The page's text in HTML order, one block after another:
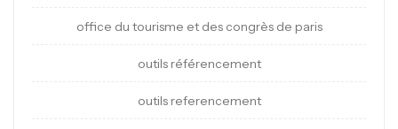
office du tourisme et des congrès de paris
outils référencement
outils referencement